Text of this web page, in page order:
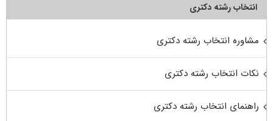
انتخاب رشته دکتری
مشاوره انتخاب رشته دکتری
نکات انتخاب رشته دکتری
راهنمای انتخاب رشته دکتری